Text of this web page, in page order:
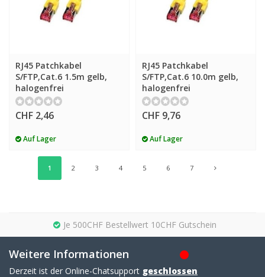
RJ45 Patchkabel
S/FTP,Cat.6 1.5m gelb,
halogenfrei
CHF 2,46
Auf Lager
RJ45 Patchkabel
S/FTP,Cat.6 10.0m gelb,
halogenfrei
CHF 9,76
Auf Lager
1 2 3 4 5 6 7
Je 500CHF Bestellwert 10CHF Gutschein
Weitere Informationen
Derzeit ist der Online-Chatsupport geschlossen